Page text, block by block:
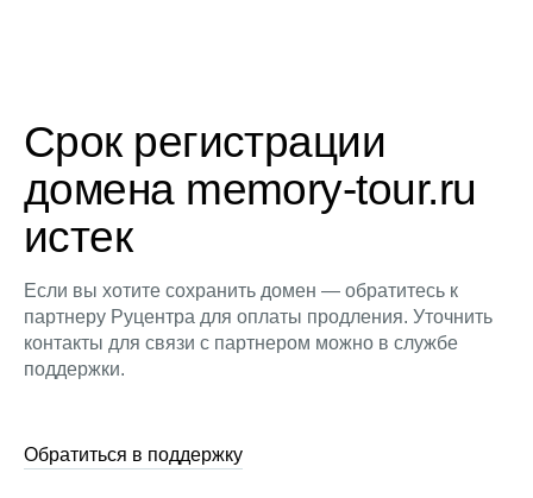
Срок регистрации
домена memory-tour.ru
истек
Если вы хотите сохранить домен — обратитесь к
партнеру Руцентра для оплаты продления. Уточнить
контакты для связи с партнером можно в службе
поддержки.
Обратиться в поддержку